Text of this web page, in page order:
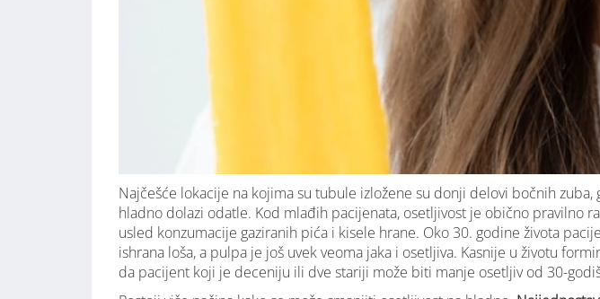
Najčešće lokacije na kojima su tubule izložene su donji delovi bočnih
hladno dolazi odatle. Kod mlađih pacijenata, osetljivost je obično pravilno
usled konzumacije gaziranih pića i kisele hrane. Oko 30. godine života
ishrana loša, a pulpa je još uvek veoma jaka i osetljiva. Kasnije u životu
da pacijent koji je deceniju ili dve stariji može biti manje osetljiv od 30-